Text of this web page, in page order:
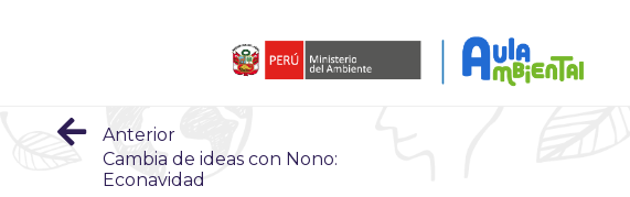
Anterior
Cambia de ideas con Nono:
Econavidad